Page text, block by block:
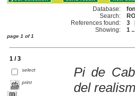
Database:
Search:
References found:
3
Showing:
1
page 1 of 1
1 / 3
select
print
Pi de
del